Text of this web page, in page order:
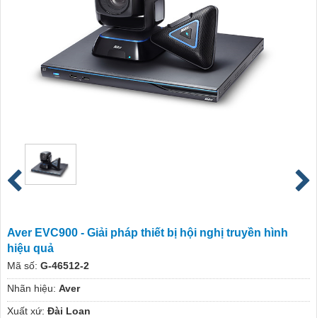
Aver EVC900 - Giải pháp thiết bị hội nghị truyền hình
hiệu quả
Mã số: G-46512-2
Nhãn hiệu: Aver
Xuất xứ: Đài Loan